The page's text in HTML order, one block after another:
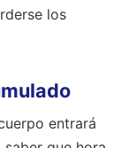
los
entrará